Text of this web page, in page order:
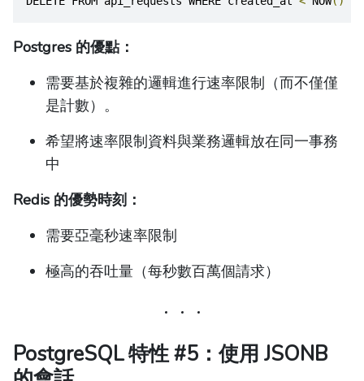
Postgres 的優點：
需要基於複雜的邏輯進行速率限制（而不僅僅
是計數）。
希望將速率限制資料與業務邏輯放在同一事務
中
Redis 的優勢時刻：
需要亞毫秒速率限制
極高的吞吐量（每秒數百萬個請求）
PostgreSQL 特性 #5：使用 JSONB